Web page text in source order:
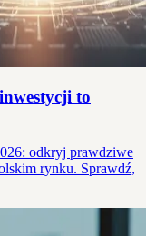
to
odkryj prawdziwe
rynku. Sprawdź,